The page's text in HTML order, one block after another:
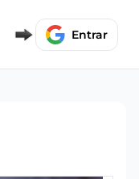
Entrar